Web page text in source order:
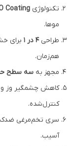
تکنولوژی Coating
موها.
طراحی4 در 1
برای
هم‌زمان.
مجهز به سه سطح
کاهش چشمگیر وز و
کنترل‌شده.
سری تخم‌مرغی
آسیب.